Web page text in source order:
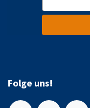
Folge uns!